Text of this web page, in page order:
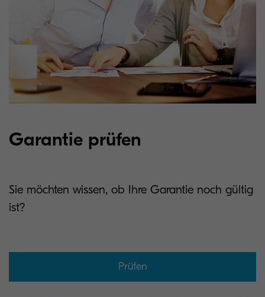
Garantie prüfen
Sie möchten wissen, ob Ihre Garantie noch gültig
ist?
Prüfen